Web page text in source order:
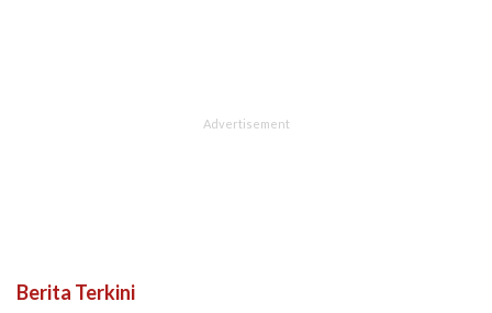
Berita Terkini